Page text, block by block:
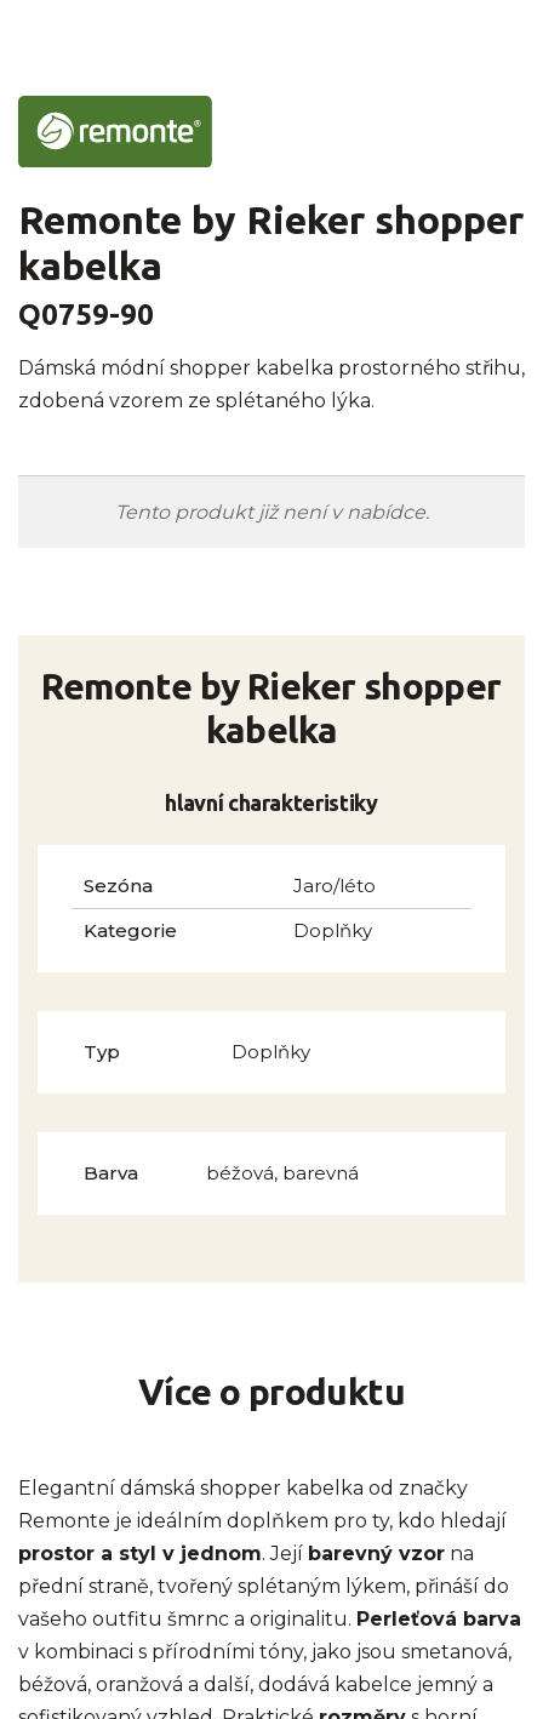
Remonte by Rieker shopper
kabelka
Q0759-90
Dámská módní shopper kabelka prostorného střihu,
zdobená vzorem ze splétaného lýka.
Tento produkt již není v nabídce.
Remonte by Rieker shopper
kabelka
hlavní charakteristiky
Sezóna
Jaro/léto
Kategorie
Doplňky
Typ Doplňky
Barva béžová, barevná
Více o produktu
Elegantní dámská shopper kabelka od značky
Remonte je ideálním doplňkem pro ty, kdo hledají
prostor a styl v jednom. Její barevný vzor na
přední straně, tvořený splétaným lýkem, přináší do
vašeho outfitu šmrnc a originalitu. Perleťová barva
v kombinaci s přírodními tóny, jako jsou smetanová,
béžová, oranžová a další, dodává kabelce jemný a